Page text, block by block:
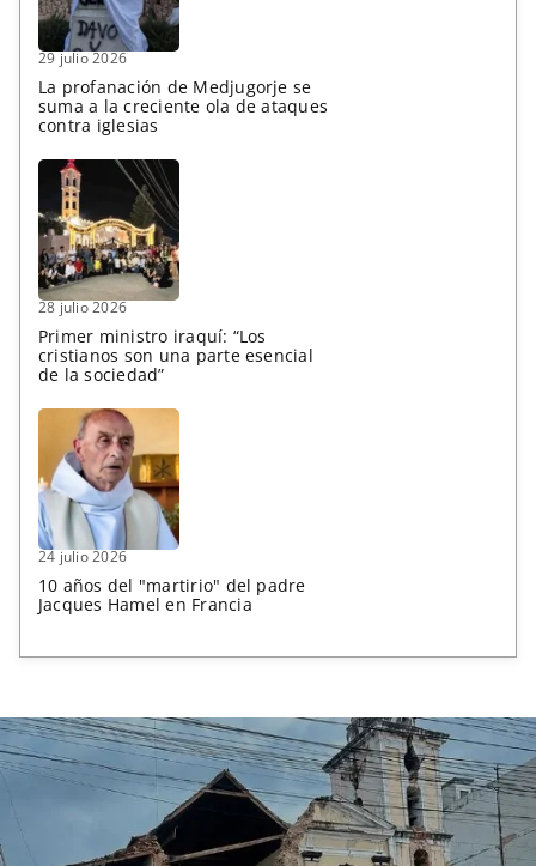
29 julio 2026
La profanación de Medjugorje se
suma a la creciente ola de ataques
contra iglesias
28 julio 2026
Primer ministro iraquí: “Los
cristianos son una parte esencial
de la sociedad”
24 julio 2026
10 años del "martirio" del padre
Jacques Hamel en Francia